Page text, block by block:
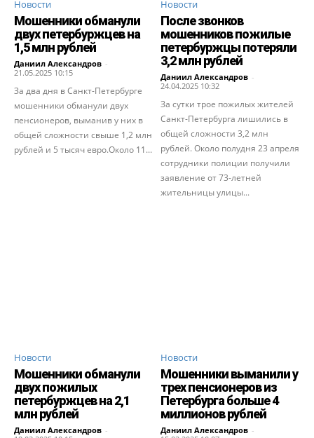
Новости
Мошенники обманули
двух петербуржцев на
1,5 млн рублей
Даниил Александров -
21.05.2025 10:15
За два дня в Санкт-Петербурге
мошенники обманули двух
пенсионеров, выманив у них в
общей сложности свыше 1,2 млн
рублей и 5 тысяч евро.Около 11...
Новости
После звонков
мошенников пожилые
петербуржцы потеряли
3,2 млн рублей
Даниил Александров -
24.04.2025 10:32
За сутки трое пожилых жителей
Санкт-Петербурга лишились в
общей сложности 3,2 млн
рублей. Около полудня 23 апреля
сотрудники полиции получили
заявление от 73-летней
жительницы улицы...
Новости
Мошенники обманули
двух пожилых
петербуржцев на 2,1
млн рублей
Даниил Александров -
Новости
Мошенники выманили у
трех пенсионеров из
Петербурга больше 4
миллионов рублей
Даниил Александров -